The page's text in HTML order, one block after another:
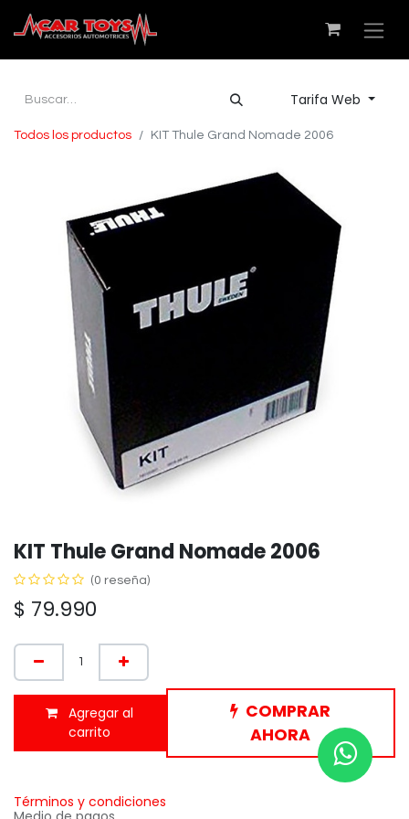
Tarifa Web
Todos los productos KIT Thule Grand Nomade 2006
KIT Thule Grand Nomade 2006
(0 reseña)
$ 79.990
Agregar al
carrito
COMPRAR
AHORA
Términos y condiciones